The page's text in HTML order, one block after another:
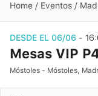
Home / Eventos /
DESDE EL 06/06 -
Mesas VIP
Móstoles - Móstoles,